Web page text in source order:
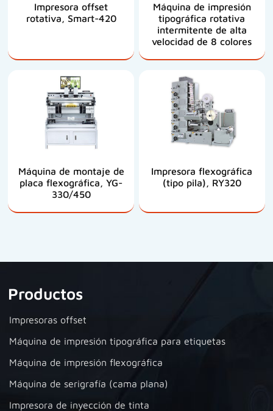
Impresora offset
rotativa, Smart-420
Máquina de impresión
tipográfica rotativa
intermitente de alta
velocidad de 8 colores
Máquina de montaje de
placa flexográfica, YG-
330/450
Impresora flexográfica
(tipo pila), RY320
Productos
Impresoras offset
Máquina de impresión tipográfica para etiquetas
Máquina de impresión flexográfica
Máquina de serigrafía (cama plana)
Impresora de inyección de tinta